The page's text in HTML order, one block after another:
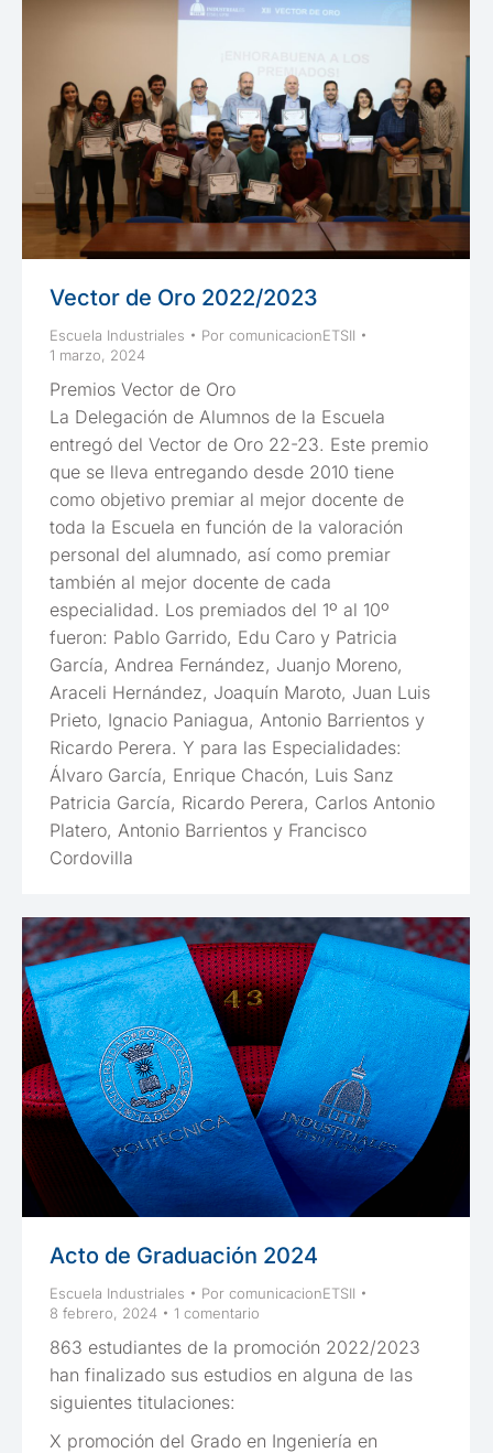
Vector de Oro 2022/2023
Escuela Industriales Por comunicacionETSII
1 marzo, 2024
Premios Vector de Oro
La Delegación de Alumnos de la Escuela
entregó del Vector de Oro 22-23. Este premio
que se lleva entregando desde 2010 tiene
como objetivo premiar al mejor docente de
toda la Escuela en función de la valoración
personal del alumnado, así como premiar
también al mejor docente de cada
especialidad. Los premiados del 1º al 10º
fueron: Pablo Garrido, Edu Caro y Patricia
García, Andrea Fernández, Juanjo Moreno,
Araceli Hernández, Joaquín Maroto, Juan Luis
Prieto, Ignacio Paniagua, Antonio Barrientos y
Ricardo Perera. Y para las Especialidades:
Álvaro García, Enrique Chacón, Luis Sanz
Patricia García, Ricardo Perera, Carlos Antonio
Platero, Antonio Barrientos y Francisco
Cordovilla
Acto de Graduación 2024
Escuela Industriales Por comunicacionETSII
8 febrero, 2024
1 comentario
863 estudiantes de la promoción 2022/2023
han finalizado sus estudios en alguna de las
siguientes titulaciones:
X promoción del Grado en Ingeniería en